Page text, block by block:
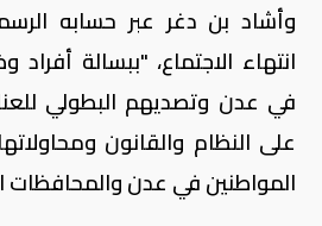
وأشاد بن دغر عبر حسابه
انتهاء الاجتماع، "ببسالة أفراد
في عدن وتصديهم البطولي
على النظام والقانون
المواطنين في عدن والمحافظات